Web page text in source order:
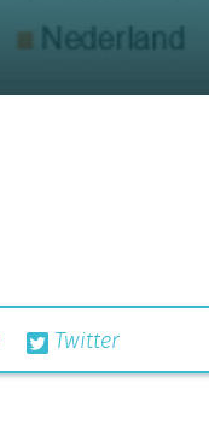
Twitter